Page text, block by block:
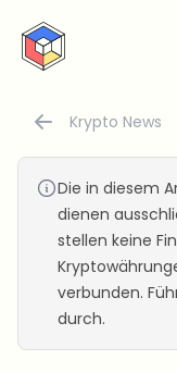
CryptoTicker
Krypto News
Die in diesem
dienen
stellen keine
verbunden.
durch.